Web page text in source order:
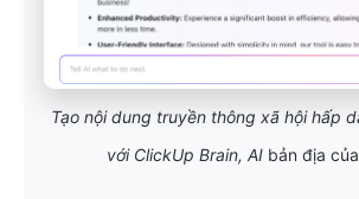
Tạo nội dung truyền thông xã hội hấp
với ClickUp Brain, AI bản địa